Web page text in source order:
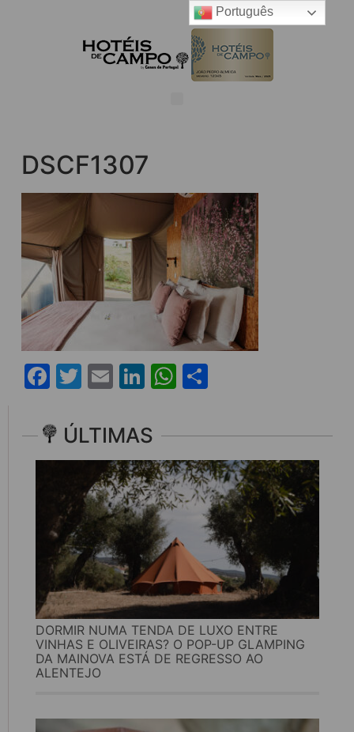
DSCF1307
Facebook
Twitter
EmailLinkedIn
WhatsApp
ÚLTIMAS
DORMIR NUMA TENDA DE LUXO ENTRE
VINHAS E OLIVEIRAS? O POP-UP GLAMPING
DA MAINOVA ESTÁ DE REGRESSO AO
ALENTEJO
Português